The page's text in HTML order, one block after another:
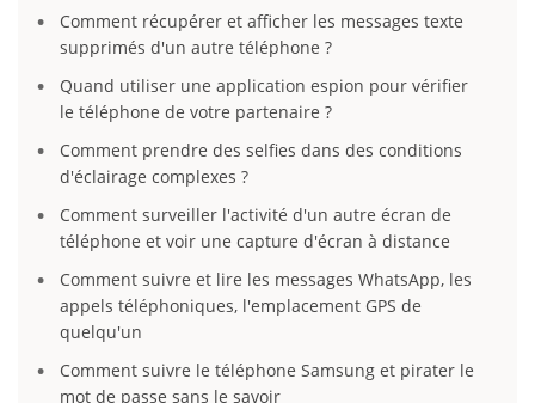
Comment récupérer et afficher les messages texte
supprimés d'un autre téléphone ?
Quand utiliser une application espion pour vérifier
le téléphone de votre partenaire ?
Comment prendre des selfies dans des conditions
d'éclairage complexes ?
Comment surveiller l'activité d'un autre écran de
téléphone et voir une capture d'écran à distance
Comment suivre et lire les messages WhatsApp, les
appels téléphoniques, l'emplacement GPS de
quelqu'un
Comment suivre le téléphone Samsung et pirater le
mot de passe sans le savoir